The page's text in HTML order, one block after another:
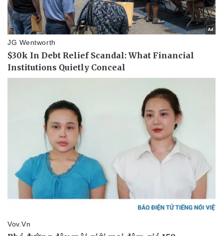
Vụ án
Tin nóng
Vũ khí
Việt Nam